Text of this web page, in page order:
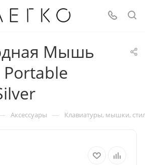
Мышь
Аксессуары — Клавиатуры, мышки,